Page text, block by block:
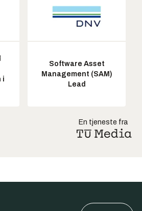
i
Software Asset
Management (SAM)
Lead
En tjeneste fra